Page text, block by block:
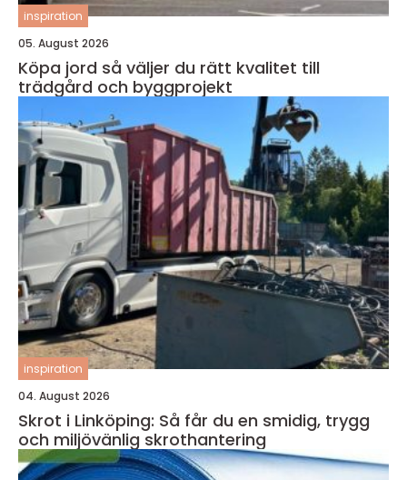
inspiration
05. August 2026
Köpa jord så väljer du rätt kvalitet till
trädgård och byggprojekt
inspiration
04. August 2026
Skrot i Linköping: Så får du en smidig, trygg
och miljövänlig skrothantering